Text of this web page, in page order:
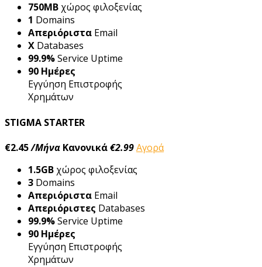
750MB χώρος φιλοξενίας
1 Domains
Απεριόριστα Email
X Databases
99.9%Service Uptime
90 Ημέρες
Εγγύηση Eπιστροφής
Xρημάτων
STIGMA STARTER
€2.45/Μήνα Κανονικά€2.99Αγορά
1.5GB χώρος φιλοξενίας
3 Domains
Απεριόριστα Email
Απεριόριστες Databases
99.9%Service Uptime
90 Ημέρες
Εγγύηση Eπιστροφής
Xρημάτων